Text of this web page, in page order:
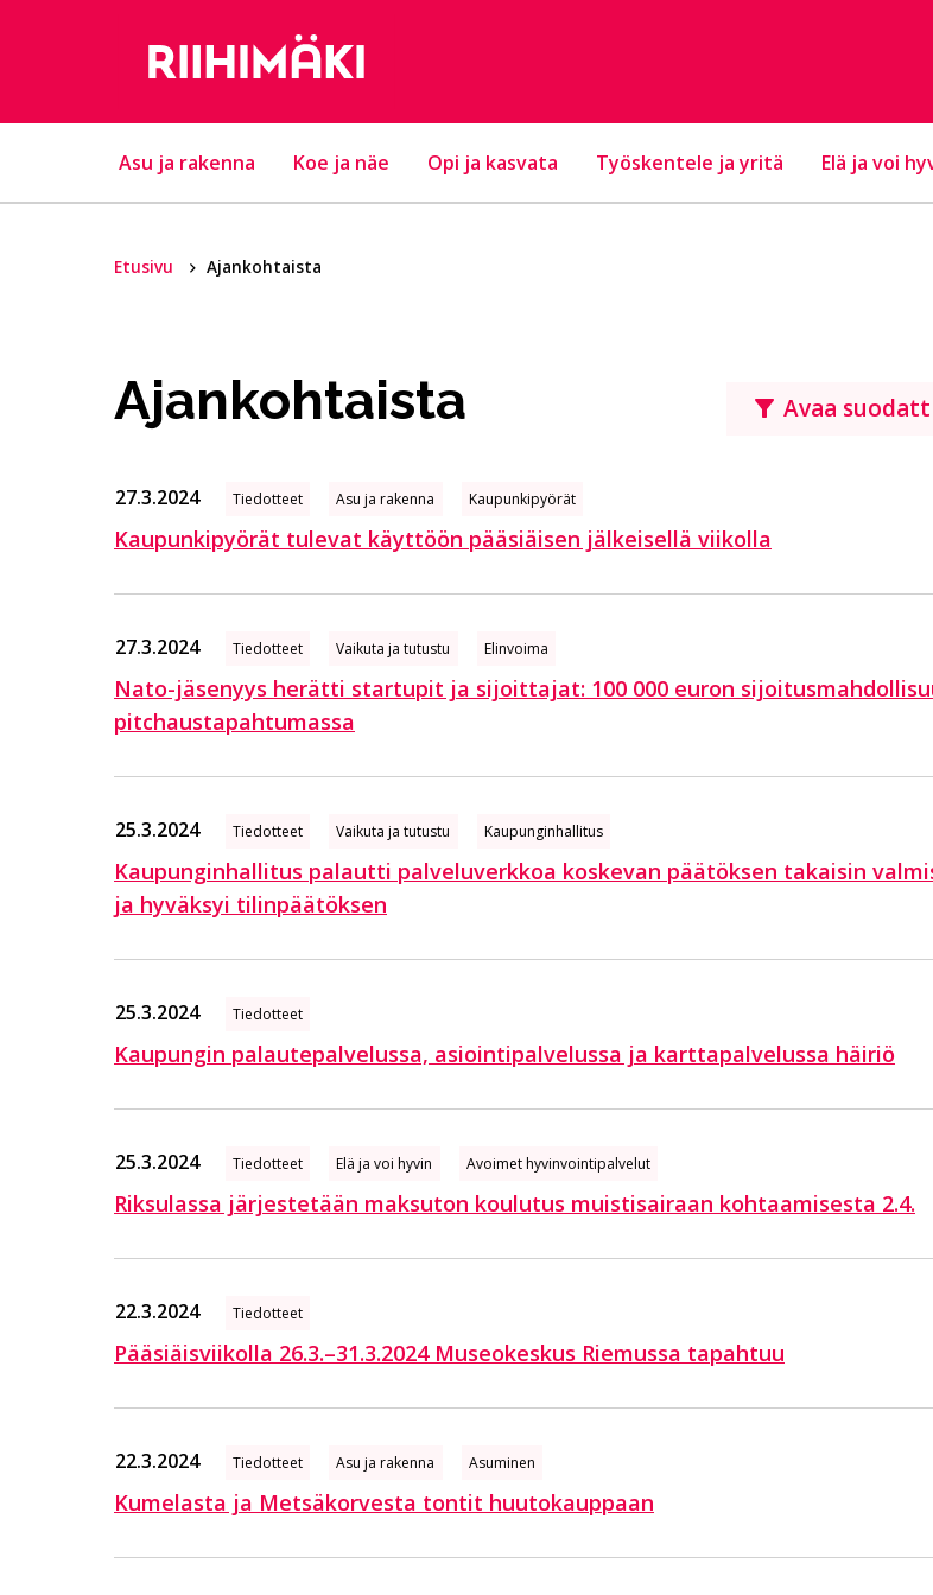
Asu ja rakenna Koe ja näe Opi ja kasvata Työskentele ja yritä Elä ja voi
Etusivu Ajankohtaista
Ajankohtaista Avaa
27.3.2024 Tiedotteet Asu ja rakenna Kaupunkipyörät
Kaupunkipyörät tulevat käyttöön pääsiäisen jälkeisellä viikolla
27.3.2024 Tiedotteet Vaikuta ja tutustu Elinvoima
Nato-jäsenyys herätti startupit ja sijoittajat: 100 000 euron
pitchaustapahtumassa
25.3.2024 Tiedotteet Vaikuta ja tutustu Kaupunginhallitus
Kaupunginhallitus palautti palveluverkkoa koskevan päätöksen takaisin
ja hyväksyi tilinpäätöksen
25.3.2024 Tiedotteet
Kaupungin palautepalvelussa, asiointipalvelussa ja karttapalvelussa häiriö
25.3.2024 Tiedotteet Elä ja voi hyvin Avoimet hyvinvointipalvelut
Riksulassa järjestetään maksuton koulutus muistisairaan kohtaamisesta 2.4.
22.3.2024 Tiedotteet
Pääsiäisviikolla 26.3.–31.3.2024 Museokeskus Riemussa tapahtuu
22.3.2024 Tiedotteet Asu ja rakenna Asuminen
Kumelasta ja Metsäkorvesta tontit huutokauppaan